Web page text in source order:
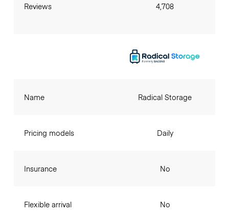
Reviews 4,708
Name
Pricing models
Insurance
Flexible arrival
Radical Storage
Daily
No
No